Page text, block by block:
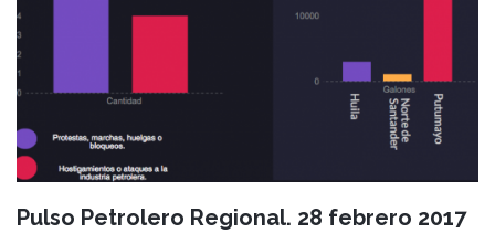
Pulso Petrolero Regional. 28 febrero 2017